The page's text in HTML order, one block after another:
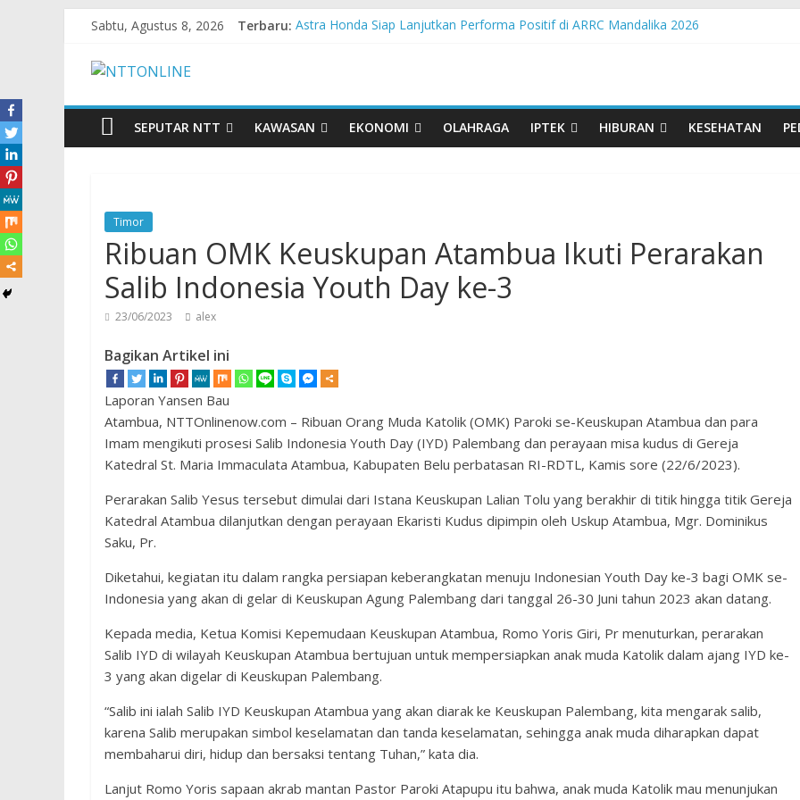
Sabtu, Agustus 8, 2026 Terbaru: Astra Honda Siap Lanjutkan Performa Positif di ARRC Mandalika 2026
Teras Bank Indonesia Hadir di Belu, Bupati Willy : Terima Kasih BI Atas Kepeduliannya
SEPUTAR NTT
KAWASAN EKONOMI OLAHRAGA IPTEK HIBURAN KESEHATAN
Timor
Ribuan OMK Keuskupan Atambua Ikuti Perarakan
Salib Indonesia Youth Day ke-3
23/06/2023 alex
Bagikan Artikel ini
Laporan Yansen Bau
Atambua, NTTOnlinenow.com – Ribuan Orang Muda Katolik (OMK) Paroki se-Keuskupan Atambua dan para
Imam mengikuti prosesi Salib Indonesia Youth Day (IYD) Palembang dan perayaan misa kudus di Gereja
Katedral St. Maria Immaculata Atambua, Kabupaten Belu perbatasan RI-RDTL, Kamis sore (22/6/2023).
Perarakan Salib Yesus tersebut dimulai dari Istana Keuskupan Lalian Tolu yang berakhir di titik hingga titik Gereja
Katedral Atambua dilanjutkan dengan perayaan Ekaristi Kudus dipimpin oleh Uskup Atambua, Mgr. Dominikus
Saku, Pr.
Diketahui, kegiatan itu dalam rangka persiapan keberangkatan menuju Indonesian Youth Day ke-3 bagi OMK se-
Indonesia yang akan di gelar di Keuskupan Agung Palembang dari tanggal 26-30 Juni tahun 2023 akan datang.
Kepada media, Ketua Komisi Kepemudaan Keuskupan Atambua, Romo Yoris Giri, Pr menuturkan, perarakan
Salib IYD di wilayah Keuskupan Atambua bertujuan untuk mempersiapkan anak muda Katolik dalam ajang IYD ke-
3 yang akan digelar di Keuskupan Palembang.
“Salib ini ialah Salib IYD Keuskupan Atambua yang akan diarak ke Keuskupan Palembang, kita mengarak salib,
karena Salib merupakan simbol keselamatan dan tanda keselamatan, sehingga anak muda diharapkan dapat
membaharui diri, hidup dan bersaksi tentang Tuhan,” kata dia.
Lanjut Romo Yoris sapaan akrab mantan Pastor Paroki Atapupu itu bahwa, anak muda Katolik mau menunjukan